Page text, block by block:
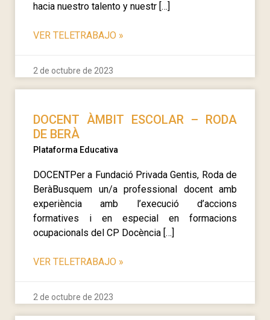
hacia nuestro talento y nuestr […]
VER TELETRABAJO »
2 de octubre de 2023
DOCENT ÀMBIT ESCOLAR – RODA
DE BERÀ
Plataforma Educativa
DOCENTPer a Fundació Privada Gentis, Roda de
BeràBusquem un/a professional docent amb
experiència amb l’execució d’accions
formatives i en especial en formacions
ocupacionals del CP Docència […]
VER TELETRABAJO »
2 de octubre de 2023